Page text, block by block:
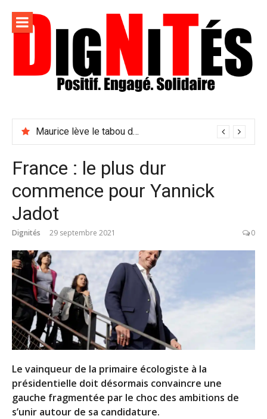
contenu
L'info
sociale,
solidaire
et
engagée
relayer ce qui fait avancer le monde
Maurice lève le tabou du viol conjugal
France : le plus dur
commence pour Yannick
Jadot
Dignités 29 septembre 2021 0
Le vainqueur de la primaire écologiste à la
présidentielle doit désormais convaincre une
gauche fragmentée par le choc des ambitions de
s’unir autour de sa candidature.